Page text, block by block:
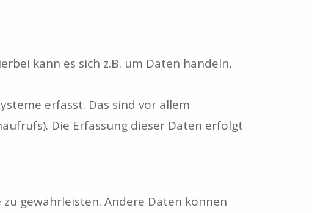
kann es sich z.B. um Daten handeln,
erfasst. Das sind vor allem
Die Erfassung dieser Daten erfolgt
gewährleisten. Andere Daten können